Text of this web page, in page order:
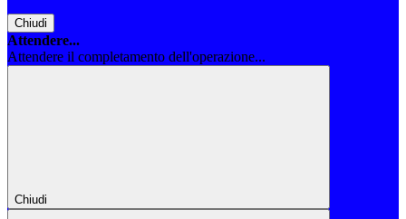
Chiudi
Attendere...
Attendere il completamento dell'operazione...
Chiudi